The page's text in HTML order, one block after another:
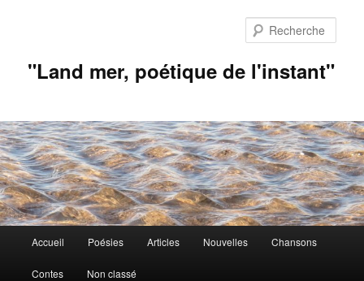
"Land mer, poétique de l'instant"
principal
Accueil Poésies Articles Nouvelles Chansons
Contes Non classé